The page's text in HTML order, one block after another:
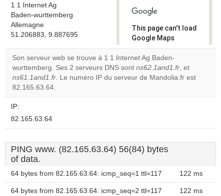
1 1 Internet Ag
Baden-wurttemberg
Allemagne
51.206883, 9.887695
This page can't load
Google Maps
correctly.
Do you
own this
OK
Son serveur web se trouve à 1 1 Internet Ag Baden-
wurttemberg. Ses 2 serveurs DNS sont ns62.1and1.fr, et
ns61.1and1.fr. Le numéro IP du serveur de Mandolia.fr est
82.165.63.64.
IP:
82.165.63.64
PING www. (82.165.63.64) 56(84) bytes
of data.
64 bytes from 82.165.63.64: icmp_seq=1 ttl=117 122 ms
64 bytes from 82.165.63.64: icmp_seq=2 ttl=117 122 ms